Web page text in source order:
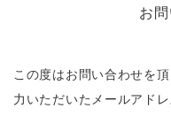
お
この度はお問い合わせを頂
力いただいたメールアド